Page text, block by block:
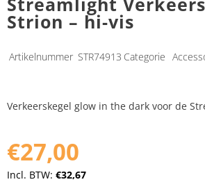
Strion – hi-vis
Artikelnummer STR74913 Categorie
Verkeerskegel glow in the dark voor de
€27,00
Incl. BTW: €32,67